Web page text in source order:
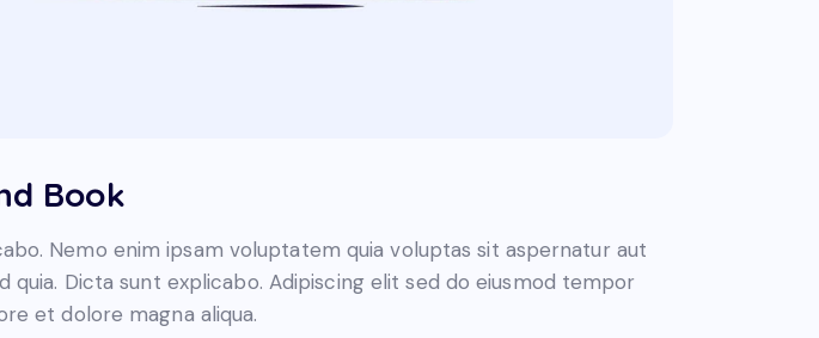
Book
Nemo enim ipsam voluptatem quia voluptas sit aspernatur aut
quia. Dicta sunt explicabo. Adipiscing elit sed do eiusmod tempor
et dolore magna aliqua.